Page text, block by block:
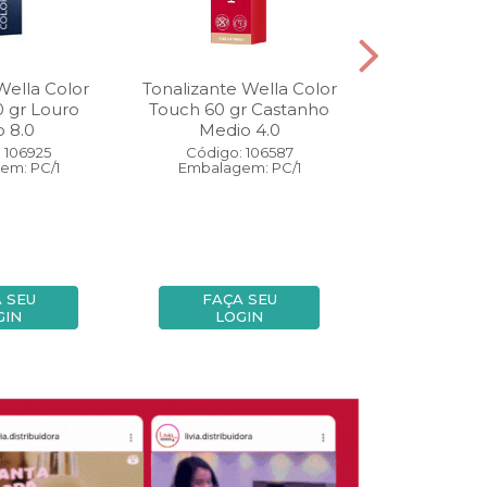
Color
gr Louro
8.0
PC/1
SEU
Tonalizante Wella Color
Touch 60 gr Castanho
Medio 4.0
Código: 106587
Embalagem: PC/1
FAÇA SEU
LOGIN